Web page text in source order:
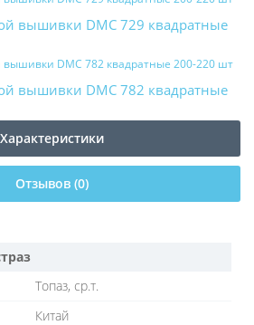
вышивки DMC 729 квадратные
вышивки DMC 782 квадратные
Характеристики
Отзывов (0)
Топаз, ср.т.
Китай